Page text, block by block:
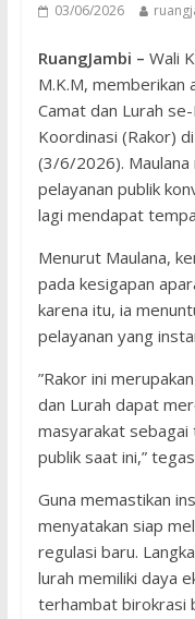
03/06/2026
RuangJambi – Wali
M.K.M, memberikan
Camat dan Lurah
Koordinasi (Rakor)
(3/6/2026). Maulana
pelayanan publik
lagi mendapat
​Menurut Maulana,
pada kesigapan
karena itu, ia
pelayanan yang
​”Rakor ini
dan Lurah dapat
masyarakat sebagai
publik saat ini,”
​Guna memastikan
menyatakan siap
regulasi baru.
lurah memiliki daya
terhambat birokrasi